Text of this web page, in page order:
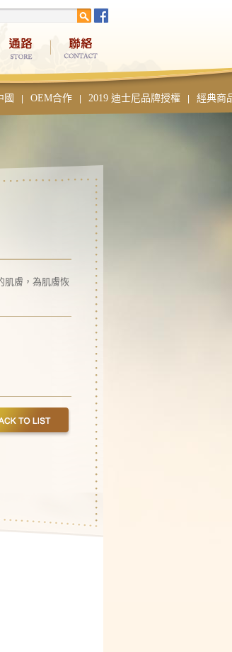
國 OEM合作 2019 迪士尼品牌授權 經典商
肌膚，為肌膚恢